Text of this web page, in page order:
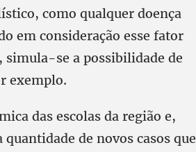
como qualquer doença
em consideração esse fator
simula-se a possibilidade de
exemplo.
das escolas da região e,
de novos casos que